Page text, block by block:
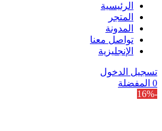
الرئيسية
المتجر
المدونة
تواصل معنا
الإنجليزية
تسجيل الدخول
0 المفضلة
-16%